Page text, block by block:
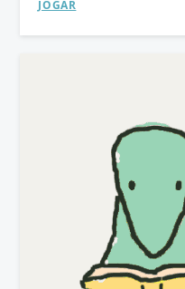
JOGAR